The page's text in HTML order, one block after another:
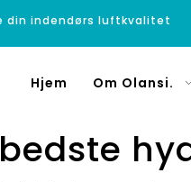
din indendørs luftkvalitet
Hjem Om Olansi.
bedste